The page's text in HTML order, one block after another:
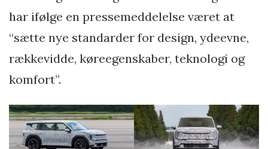
har ifølge en pressemeddelelse været at
“sætte nye standarder for design, ydeevne,
rækkevidde, køreegenskaber, teknologi og
komfort”.